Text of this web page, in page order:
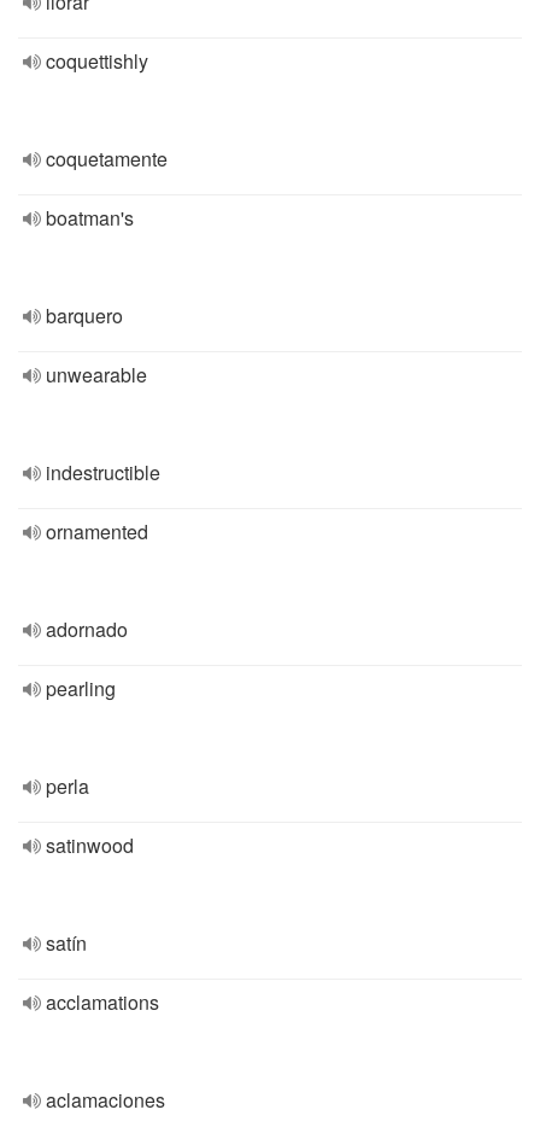
coquettishly
coquetamente
boatman's
barquero
unwearable
indestructible
ornamented
adornado
pearling
perla
satinwood
satín
acclamations
aclamaciones